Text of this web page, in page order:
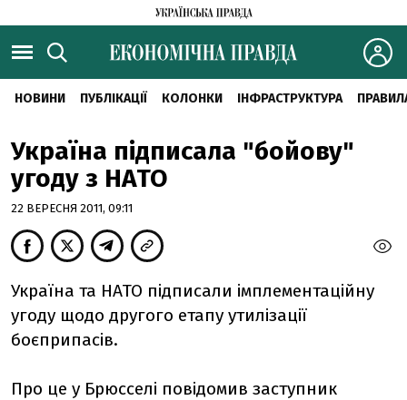
НОВИНИ ПУБЛІКАЦІЇ КОЛОНКИ ІНФРАСТРУКТУРА
Україна підписала "бойову"
угоду з НАТО
22 ВЕРЕСНЯ 2011, 09:11
Україна та НАТО підписали імплементаційну
угоду щодо другого етапу утилізації
боєприпасів.
Про це у Брюсселі повідомив заступник